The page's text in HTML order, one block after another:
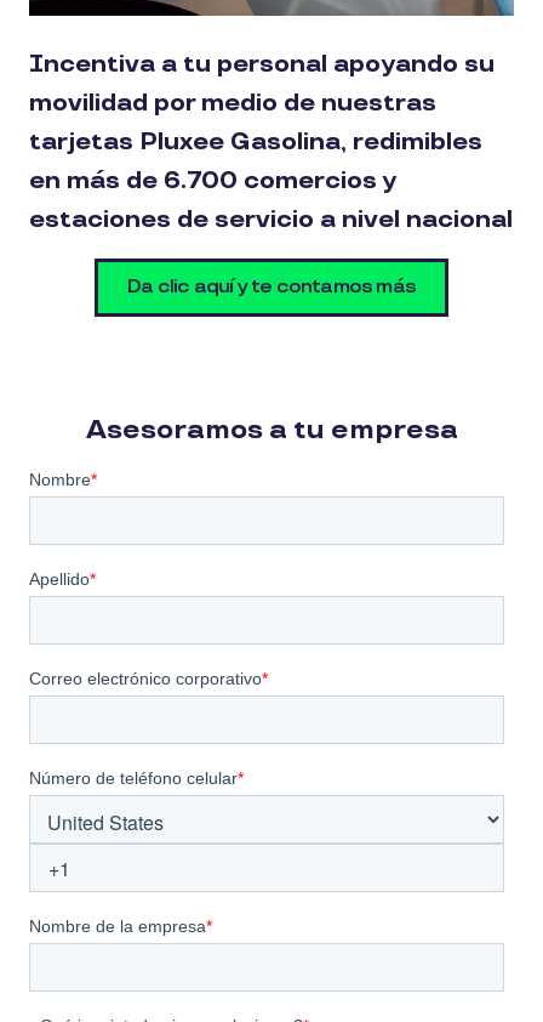
Incentiva a tu personal apoyando su
movilidad por medio de nuestras
tarjetas Pluxee Gasolina, redimibles
en más de 6.700 comercios y
estaciones de servicio a nivel nacional
Da clic aquí y te contamos más
Asesoramos a tu empresa